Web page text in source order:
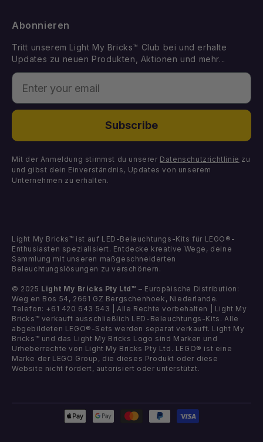
Withdraw from Contract
Kontakt
Fehlende Komponenten
Fehlerhafte Komponenten
LEGO Set vorschlagen
Geschenkkarte
Demnächst erhältlich
Licht-Kits
DIY-Lichtpakete
Komponenten
Abonnieren
Tritt unserem Light My Bricks™ Club bei und erhalte
Updates zu neuen Produkten, Aktionen und mehr...
Enter your email
Subscribe
Mit der Anmeldung stimmst du unserer Datenschutzrichtlinie zu
und gibst dein Einverständnis, Updates von unserem
Unternehmen zu erhalten.
Light My Bricks™ ist auf LED-Beleuchtungs-Kits für LEGO®-
Enthusiasten spezialisiert. Entdecke kreative Wege, deine
Sammlung mit unseren maßgeschneiderten
Beleuchtungslösungen zu verschönern.
© 2025 Light My Bricks Pty Ltd™– Europäische Distribution:
Weg en Bos 54, 2661 GZ Bergschenhoek, Niederlande.
Telefon: +61 420 643 543 | Alle Rechte vorbehalten | Light My
Bricks™ verkauft ausschließlich LED-Beleuchtungs-Kits. Alle
abgebildeten LEGO®-Sets werden separat verkauft. Light My
Bricks™ und das Light My Bricks Logo sind Marken und
Urheberrechte von Light My Bricks Pty Ltd. LEGO® ist eine
Marke der LEGO Group, die dieses Produkt oder diese
Website nicht fördert, autorisiert oder unterstützt.
Zahlungsmethoden